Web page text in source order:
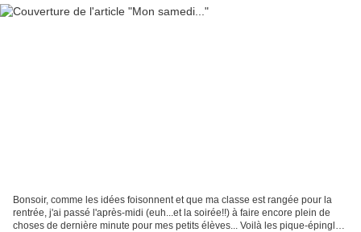
Bonsoir, comme les idées foisonnent et que ma classe est rangée pour la
rentrée, j'ai passé l'après-midi (euh...et la soirée!!) à faire encore plein de
choses de dernière minute pour mes petits élèves... Voilà les pique-épingles